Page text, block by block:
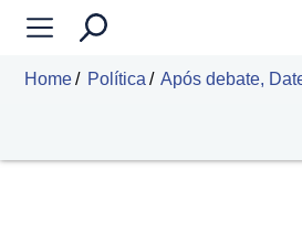
Home Política Após debate,